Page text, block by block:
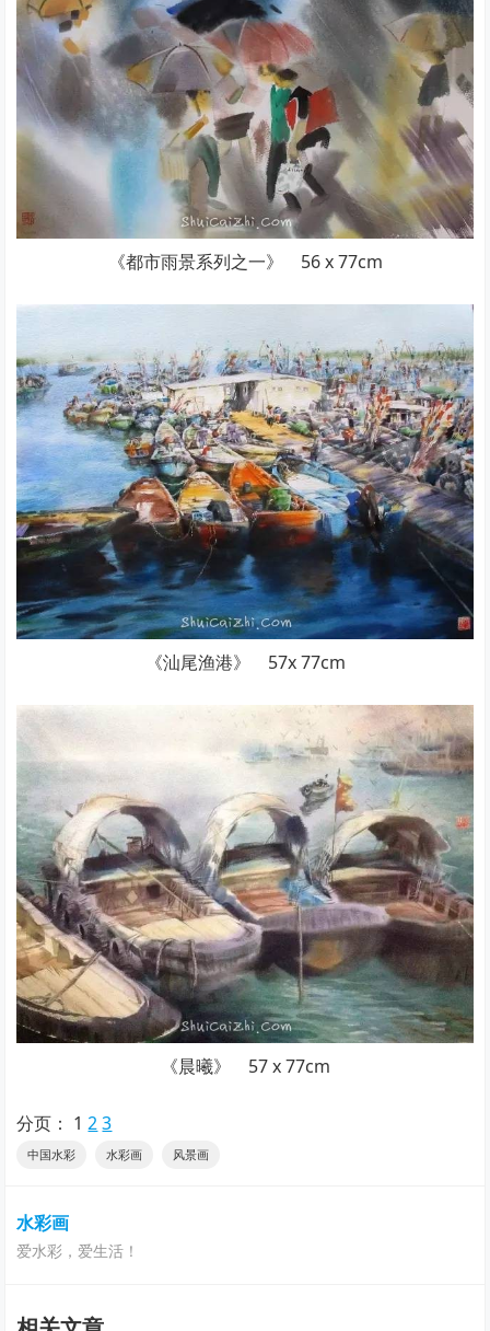
《都市雨景系列之一》 56 x 77cm
《汕尾渔港》 57x 77cm
《晨曦》 57 x 77cm
分页： 1 2 3
中国水彩 水彩画 风景画
水彩画
爱水彩，爱生活！